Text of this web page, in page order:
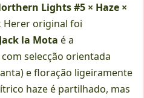
Lights #5 × Haze ×
Herer original foi
Jack la Mota é a
selecção orientada
e floração ligeiramente
haze é partilhado, mas